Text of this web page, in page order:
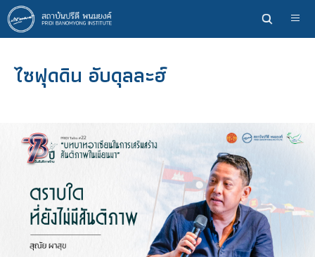
ข้าม
ไป
ยัง
หลักไซฟุดดิน อับดุลละฮ์